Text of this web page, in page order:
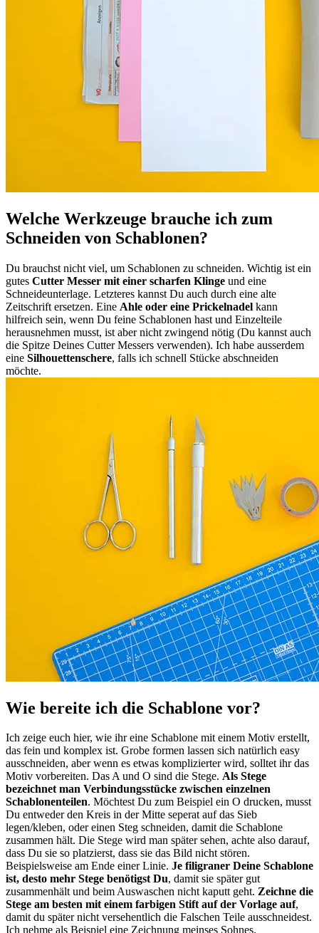
Welche Werkzeuge brauche ich zum
Schneiden von Schablonen?
Du brauchst nicht viel, um Schablonen zu schneiden. Wichtig ist ein
gutes Cutter Messer mit einer scharfen Klinge und eine
Schneideunterlage. Letzteres kannst Du auch durch eine alte
Zeitschrift ersetzen. Eine Ahle oder eine Prickelnadel kann
hilfreich sein, wenn Du feine Schablonen hast und Einzelteile
herausnehmen musst, ist aber nicht zwingend nötig (Du kannst auch
die Spitze Deines Cutter Messers verwenden). Ich habe ausserdem
eine Silhouettenschere, falls ich schnell Stücke abschneiden
möchte.
Wie bereite ich die Schablone vor?
Ich zeige euch hier, wie ihr eine Schablone mit einem Motiv erstellt,
das fein und komplex ist. Grobe formen lassen sich natürlich easy
ausschneiden, aber wenn es etwas komplizierter wird, solltet ihr das
Motiv vorbereiten. Das A und O sind die Stege. Als Stege
bezeichnet man Verbindungsstücke zwischen einzelnen
Schablonenteilen. Möchtest Du zum Beispiel ein O drucken, musst
Du entweder den Kreis in der Mitte seperat auf das Sieb
legen/kleben, oder einen Steg schneiden, damit die Schablone
zusammen hält. Die Stege wird man später sehen, achte also darauf,
dass Du sie so platzierst, dass sie das Bild nicht stören.
Beispielsweise am Ende einer Linie. Je filigraner Deine Schablone
ist, desto mehr Stege benötigst Du, damit sie später gut
zusammenhält und beim Auswaschen nicht kaputt geht. Zeichne die
Stege am besten mit einem farbigen Stift auf der Vorlage auf,
damit du später nicht versehentlich die Falschen Teile ausschneidest.
Ich nehme als Beispiel eine Zeichnung meinses Sohnes.